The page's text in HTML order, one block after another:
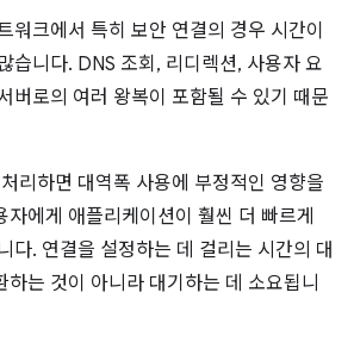
워크에서 특히 보안 연결의 경우 시간이
습니다. DNS 조회, 리디렉션, 사용자 요
버로의 여러 왕복이 포함될 수 있기 때문
리하면 대역폭 사용에 부정적인 영향을
자에게 애플리케이션이 훨씬 더 빠르게
다. 연결을 설정하는 데 걸리는 시간의 대
하는 것이 아니라 대기하는 데 소요됩니